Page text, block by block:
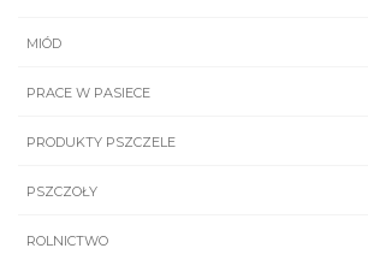
MIÓD
PRACE W PASIECE
PRODUKTY PSZCZELE
PSZCZOŁY
ROLNICTWO